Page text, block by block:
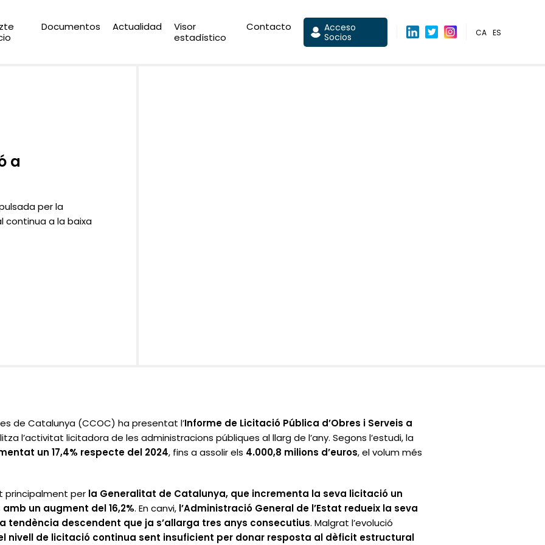
Documentos Actualidad
Visor
estadístico
Contacto
Acceso
Socios
CA ES
a
per la
continua a la baixa
de Catalunya (CCOC) ha presentat l’Informe de Licitació Pública d’Obres i Serveis a
l’activitat licitadora de les administracions públiques al llarg de l’any. Segons l’estudi, la
un 17,4% respecte del 2024, fins a assolir els 4.000,8 milions d’euros, el volum més
principalment per la Generalitat de Catalunya, que incrementa la seva licitació un
un augment del 16,2%. En canvi, l’Administració General de l’Estat redueix la seva
tendència descendent que ja s’allarga tres anys consecutius. Malgrat l’evolució
nivell de licitació continua sent insuficient per donar resposta al dèficit estructural